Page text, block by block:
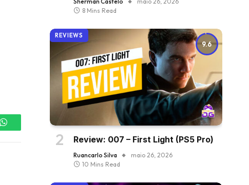
WhatsApp
8 Mins Read
9.6
REVIEWS
Review: 007 – First Light (PS5 Pro)
Ruancarlo Silva
maio 26, 2026
10 Mins Read